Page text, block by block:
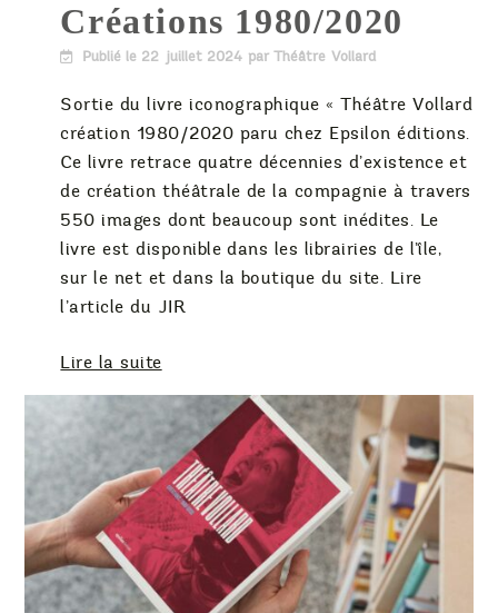
Créations 1980/2020
Publié le 22 juillet 2024 par Théâtre Vollard
Sortie du livre iconographique « Théâtre Vollard
création 1980/2020 paru chez Epsilon éditions.
Ce livre retrace quatre décennies d’existence et
de création théâtrale de la compagnie à travers
550 images dont beaucoup sont inédites. Le
livre est disponible dans les librairies de l’île,
sur le net et dans la boutique du site. Lire
l’article du JIR
Lire la suite